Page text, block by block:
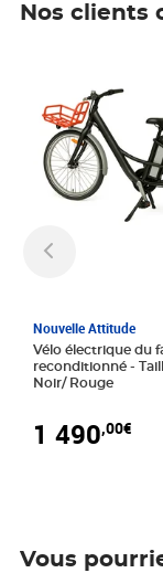
Nos clients
Nouvelle Attitude
Vélo électrique du
reconditionné - Taille normale -
Noir/ Rouge
1 490,00€
Vous